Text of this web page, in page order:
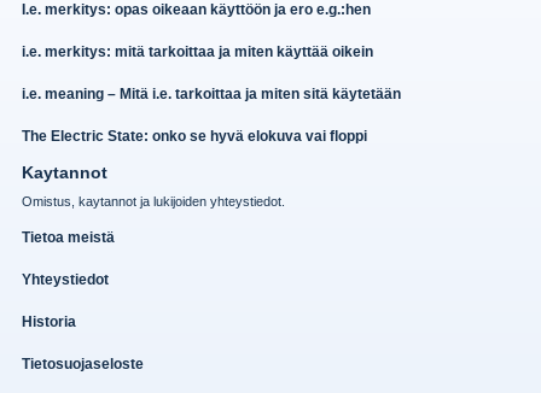
I.e. merkitys: opas oikeaan käyttöön ja ero e.g.:hen
i.e. merkitys: mitä tarkoittaa ja miten käyttää oikein
i.e. meaning – Mitä i.e. tarkoittaa ja miten sitä käytetään
The Electric State: onko se hyvä elokuva vai floppi
Kaytannot
Omistus, kaytannot ja lukijoiden yhteystiedot.
Tietoa meistä
Yhteystiedot
Historia
Tietosuojaseloste